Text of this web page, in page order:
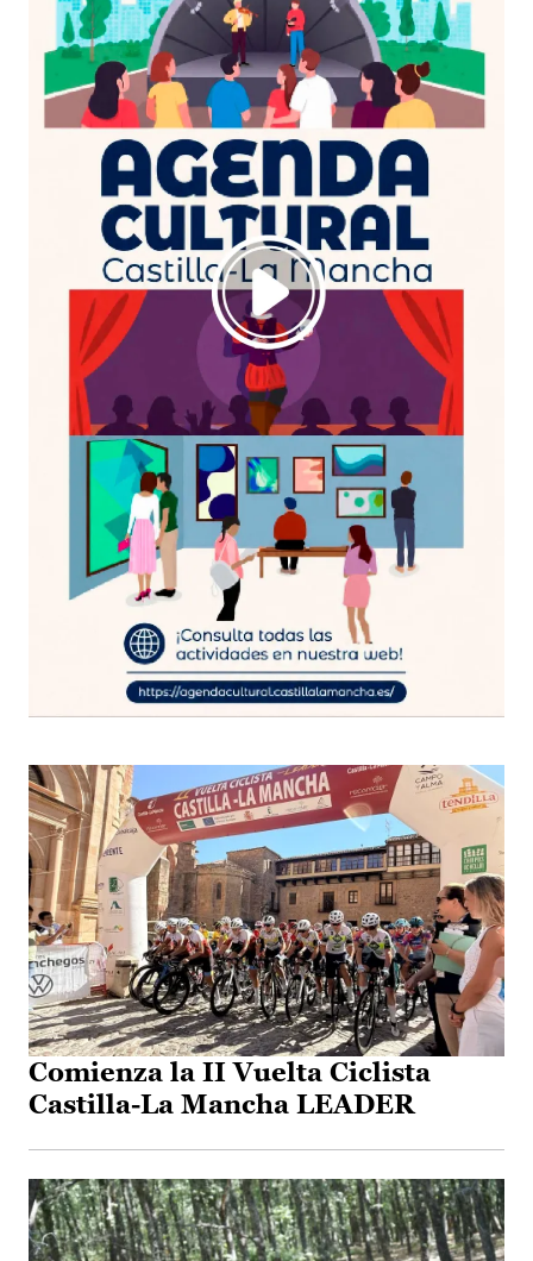
Comienza la II Vuelta Ciclista
Castilla-La Mancha LEADER